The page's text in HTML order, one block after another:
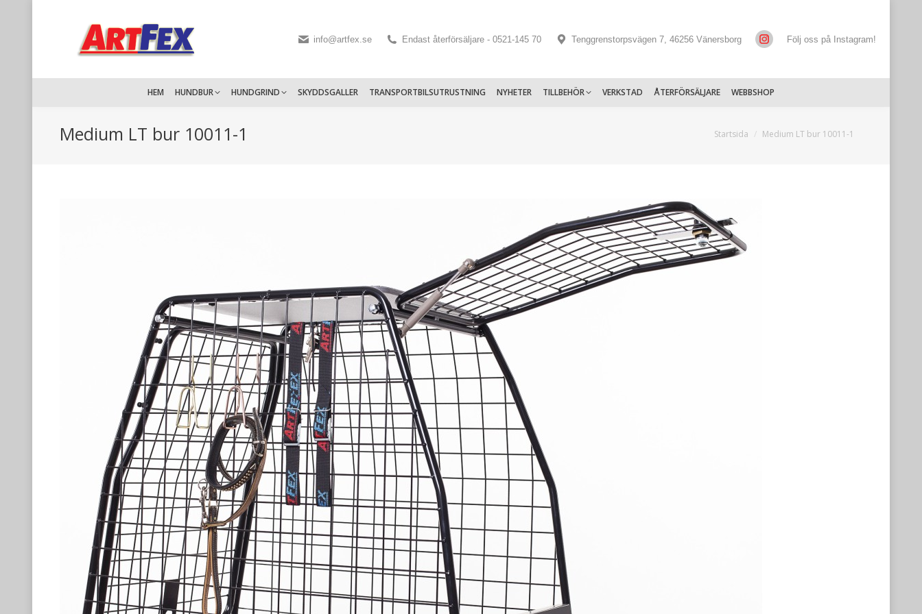
info@artfex.se Endast återförsäljare - 0521-145 70 Tenggrenstorpsvägen 7, 46256 Vänersborg Följ oss på Instagram!
HEM HUNDBUR HUNDGRIND SKYDDSGALLER TRANSPORTBILSUTRUSTNING NYHETER TILLBEHÖR VERKSTAD ÅTERFÖRSÄLJARE WEBBSHOP
Medium LT bur 10011-1 Du är här:
Startsida Medium LT bur 10011-1